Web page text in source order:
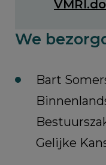
We
Bart
Gelijke